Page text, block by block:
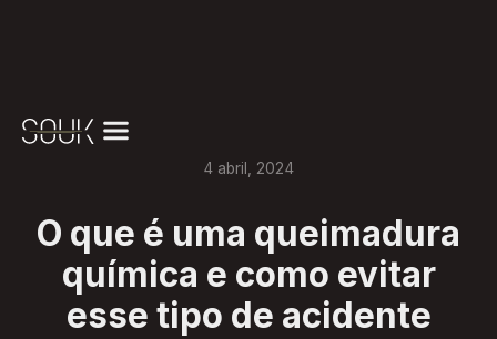
4 abril 2024
O que é uma queimadura
química e como evitar
esse tipo de acidente